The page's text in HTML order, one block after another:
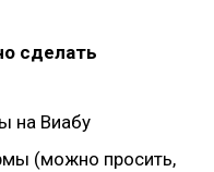
сделать
на Виабу
(можно просить,